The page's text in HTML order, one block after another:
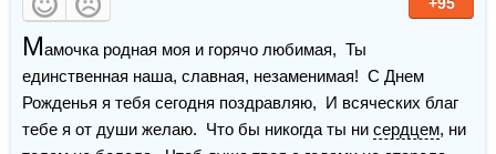
Мамочка родная моя и горячо любимая,  Ты
единственная наша, славная, незаменимая!  С Днем
Рожденья я тебя сегодня поздравляю,  И всяческих благ
тебе я от души желаю.  Что бы никогда ты ни сердцем, ни